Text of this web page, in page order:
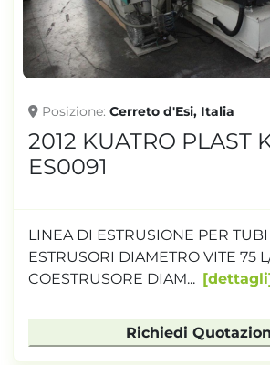
Posizione Cerreto d'Esi, Italia
2012 KUATRO PLAST
ES0091
LINEA DI ESTRUSIONE PER
ESTRUSORI DIAMETRO VITE 75
COESTRUSORE DIAM...
dettagli
Richiedi